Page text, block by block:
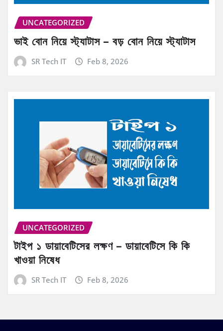
UNCATEGORIZED
ভাই বোন নিয়ে স্ট্যাটাস – বড় বোন নিয়ে স্ট্যাটাস
SR Tech IT Feb 8, 2026
UNCATEGORIZED
টাইপ ১ ডায়াবেটিসের লক্ষণ – ডায়াবেটিসে কি কি
খাওয়া নিষেধ
SR Tech IT Feb 8, 2026